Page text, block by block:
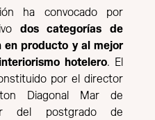
ha convocado por
dos categorías de
en producto y al mejor
hotelero. El
por el director
Diagonal Mar de
del postgrado de